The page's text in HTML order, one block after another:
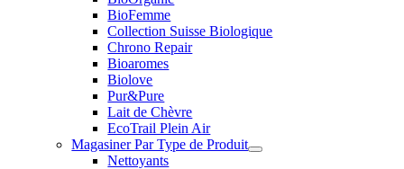
BioFemme
Collection Suisse Biologique
Chrono Repair
Bioaromes
Biolove
Pur&Pure
Lait de Chèvre
EcoTrail Plein Air
Magasiner Par Type de Produit
Nettoyants